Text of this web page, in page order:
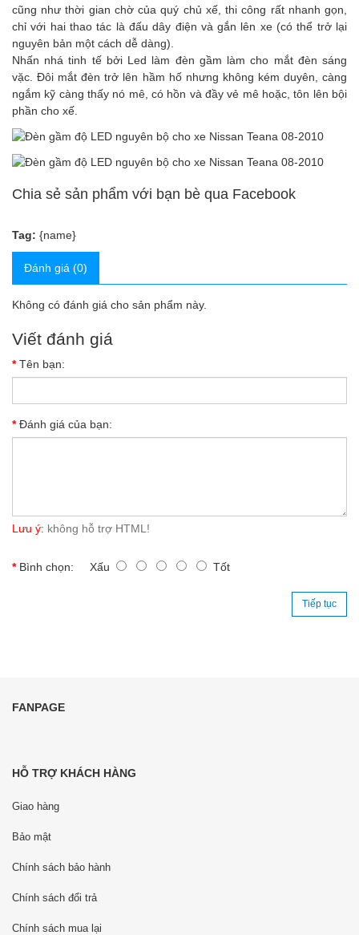
cũng như thời gian chờ của quý chủ xế, thi công rất nhanh gọn,
chỉ với hai thao tác là đấu dây điện và gắn lên xe (có thể trở lại
nguyên bản một cách dễ dàng).
Nhấn nhá tinh tế bởi Led làm đèn gầm làm cho mắt đèn sáng
vặc. Đôi mắt đèn trở lên hầm hố nhưng không kém duyên, càng
ngắm kỹ càng thấy nó mê, có hồn và đầy vẻ mê hoặc, tôn lên bội
phần cho xế.
Chia sẻ sản phẩm với bạn bè qua Facebook
Tag: {name}
Đánh giá (0)
Không có đánh giá cho sản phẩm này.
Viết đánh giá
Tên bạn:
Đánh giá của bạn:
Lưu ý: không hỗ trợ HTML!
Bình chọn: Xấu Tốt
Tiếp tục
FANPAGE
HỖ TRỢ KHÁCH HÀNG
Giao hàng
Bảo mật
Chính sách bảo hành
Chính sách đổi trả
Chính sách mua lại